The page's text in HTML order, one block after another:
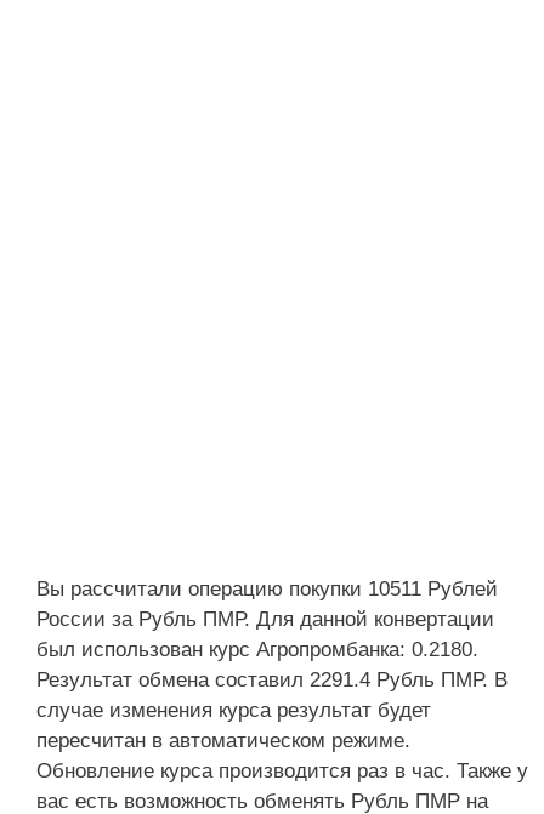
Вы рассчитали операцию покупки 10511 Рублей
России за Рубль ПМР. Для данной конвертации
был использован курс Агропромбанка: 0.2180.
Результат обмена составил 2291.4 Рубль ПМР. В
случае изменения курса результат будет
пересчитан в автоматическом режиме.
Обновление курса производится раз в час. Также у
вас есть возможность обменять Рубль ПМР на